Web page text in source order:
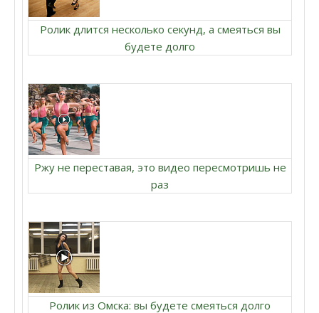
Ролик длится несколько секунд, а смеяться вы
будете долго
Ржу не переставая, это видео пересмотришь не
раз
Ролик из Омска: вы будете смеяться долго